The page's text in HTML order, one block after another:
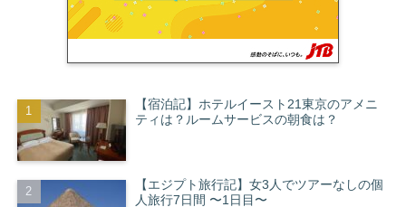
【宿泊記】ホテルイースト21東京のアメニ
ティは？ルームサービスの朝食は？
【エジプト旅行記】女3人でツアーなしの個
人旅行7日間 〜1日目〜